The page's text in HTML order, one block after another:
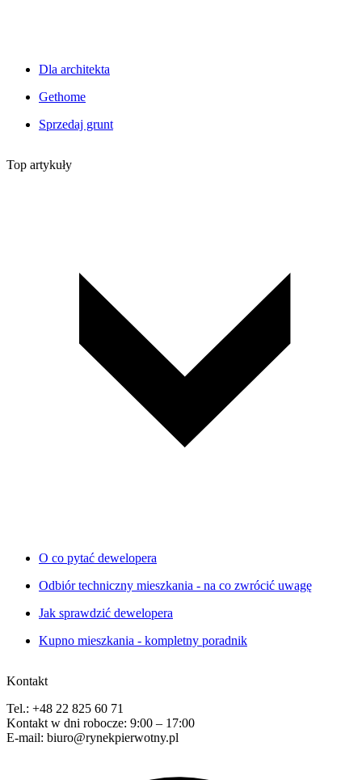
Dla architekta
Gethome
Sprzedaj grunt
Top artykuły
O co pytać dewelopera
Odbiór techniczny mieszkania - na co zwrócić uwagę
Jak sprawdzić dewelopera
Kupno mieszkania - kompletny poradnik
Kontakt
Tel.: +48 22 825 60 71
Kontakt w dni robocze: 9:00 – 17:00
E-mail: biuro@rynekpierwotny.pl